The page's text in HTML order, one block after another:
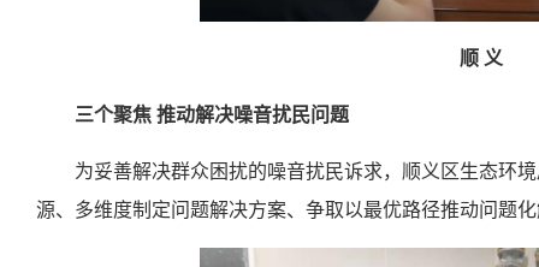
顺 义
三个聚焦 推动解决噪音扰民问题
为妥善解决群众困扰的噪音扰民诉求，顺义区生态环
源、多维度制定问题解决方案、争取以最优路径推动问题